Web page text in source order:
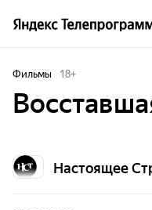
Фильмы 18+
Настоящее